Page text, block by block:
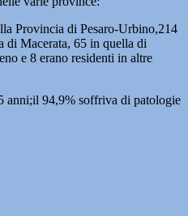
Provincia di Pesaro-Urbino,214
di Macerata, 65 in quella di
e 8 erano residenti in altre
anni;il 94,9% soffriva di patologie